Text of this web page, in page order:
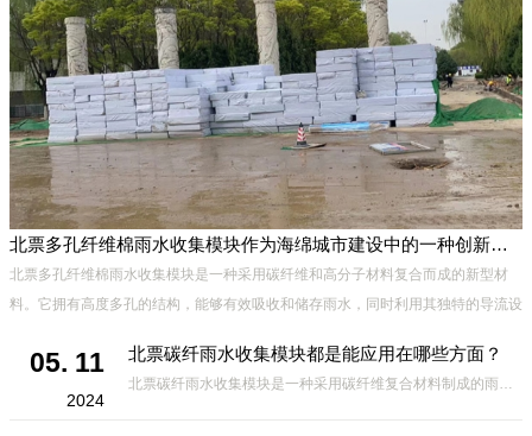
北票多孔纤维棉雨水收集模块作为海绵城市建设中的一种创新材料
北票多孔纤维棉雨水收集模块是一种采用碳纤维和高分子材料复合而成的新型材
料。它拥有高度多孔的结构，能够有效吸收和储存雨水，同时利用其独特的导流设
05. 11
2024
北票碳纤雨水收集模块都是能应用在哪些方面？
北票碳纤雨水收集模块是一种采用碳纤维复合材料制成的雨水收集装置，具有*、环保、可持续等诸多优点。这种模块的设计独特，结构轻巧且强度高，耐腐蚀，能够在各种环境条件下稳定运行。其广泛的应用领域不仅体现在城市规